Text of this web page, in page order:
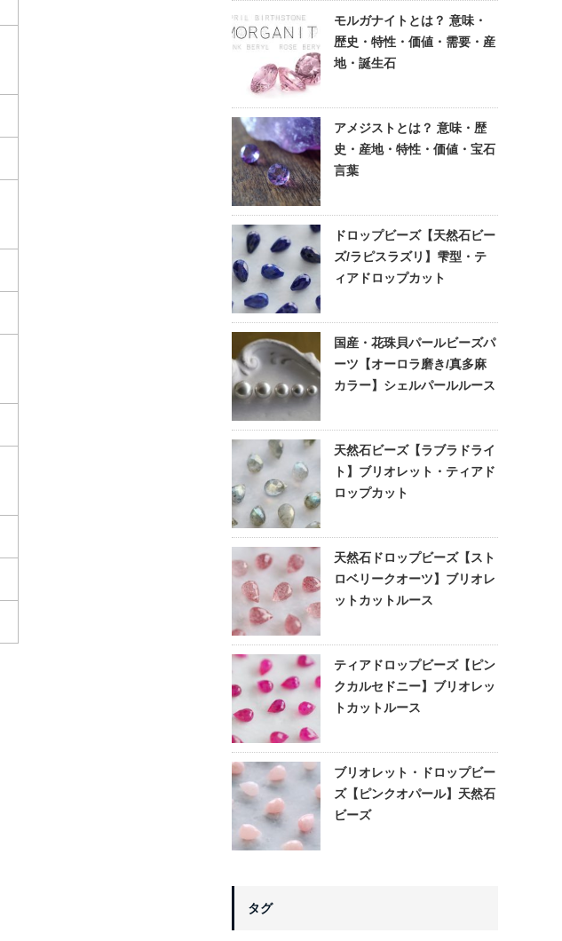
モルガナイトとは？ 意味・
歴史・特性・価値・需要・産
地・誕生石
アメジストとは？ 意味・歴
史・産地・特性・価値・宝石
言葉
ドロップビーズ【天然石ビー
ズ/ラピスラズリ】雫型・テ
ィアドロップカット
国産・花珠貝パールビーズパ
ーツ【オーロラ磨き/真多麻
カラー】シェルパールルース
天然石ビーズ【ラブラドライ
ト】ブリオレット・ティアド
ロップカット
天然石ドロップビーズ【スト
ロベリークオーツ】ブリオレ
ットカットルース
ティアドロップビーズ【ピン
クカルセドニー】ブリオレッ
トカットルース
ブリオレット・ドロップビー
ズ【ピンクオパール】天然石
ビーズ
タグ